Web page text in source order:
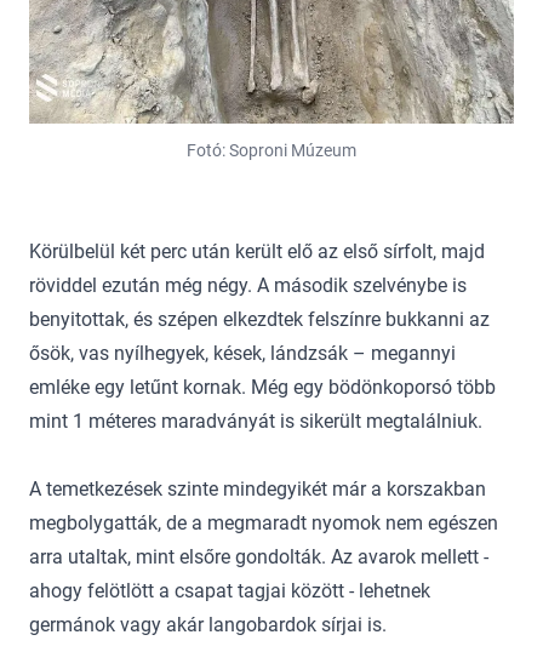
Fotó: Soproni Múzeum
Körülbelül két perc után került elő az első sírfolt, majd
röviddel ezután még négy. A második szelvénybe is
benyitottak, és szépen elkezdtek felszínre bukkanni az
ősök, vas nyílhegyek, kések, lándzsák – megannyi
emléke egy letűnt kornak. Még egy bödönkoporsó több
mint 1 méteres maradványát is sikerült megtalálniuk.
A temetkezések szinte mindegyikét már a korszakban
megbolygatták, de a megmaradt nyomok nem egészen
arra utaltak, mint elsőre gondolták. Az avarok mellett -
ahogy felötlött a csapat tagjai között - lehetnek
germánok vagy akár langobardok sírjai is.